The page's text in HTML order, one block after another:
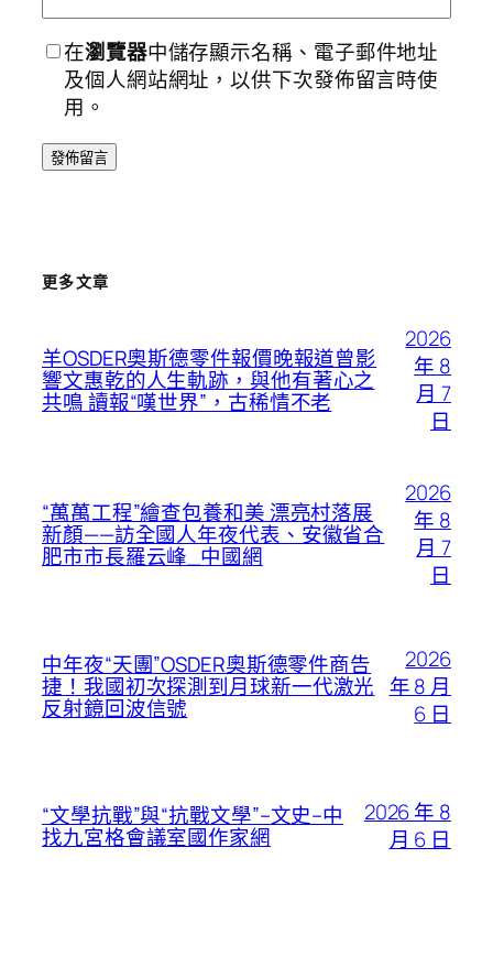
在瀏覽器中儲存顯示名稱、電子郵件地址
及個人網站網址，以供下次發佈留言時使
用。
更多文章
羊OSDER奧斯德零件報價晚報道曾影
響文惠乾的人生軌跡，與他有著心之
共鳴 讀報“嘆世界”，古稀情不老
2026
年 8
月 7
日
“萬萬工程”繪查包養和美 漂亮村落展
新顏——訪全國人年夜代表、安徽省合
肥市市長羅云峰_中國網
2026
年 8
月 7
日
中年夜“天團”OSDER奧斯德零件商告
捷！我國初次探測到月球新一代激光
反射鏡回波信號
2026
年 8 月
6 日
“文學抗戰”與“抗戰文學”–文史–中
找九宮格會議室國作家網
2026 年 8
月 6 日